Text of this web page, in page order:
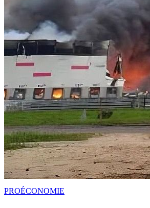
PROÉCONOMIE